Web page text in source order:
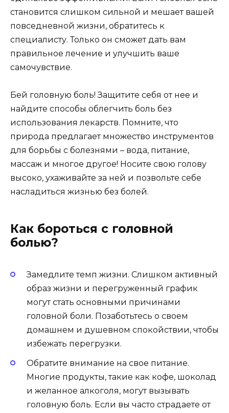
становится слишком сильной и мешает вашей
повседневной жизни, обратитесь к
специалисту. Только он сможет дать вам
правильное лечение и улучшить ваше
самочувствие.
Бей головную боль! Защитите себя от нее и
найдите способы облегчить боль без
использования лекарств. Помните, что
природа предлагает множество инструментов
для борьбы с болезнями – вода, питание,
массаж и многое другое! Носите свою голову
высоко, ухаживайте за ней и позвольте себе
насладиться жизнью без болей.
Как бороться с головной
болью?
Замедлите темп жизни. Слишком активный
образ жизни и перегруженный график
могут стать основными причинами
головной боли. Позаботьтесь о своем
домашнем и душевном спокойствии, чтобы
избежать перегрузки.
Обратите внимание на свое питание.
Многие продукты, такие как кофе, шоколад
и желанное алкоголя, могут вызывать
головную боль. Если вы часто страдаете от